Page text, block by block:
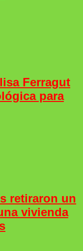
Ferragut
para
retiraron un
vivienda